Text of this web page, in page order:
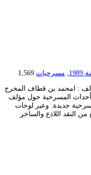
, مسرحيات 1,569
المؤلف : امحمد بن قطاف المخرج
المسرحية حول مؤلف
جديدة. وعبر لوحات
النقد اللاذع والساخر